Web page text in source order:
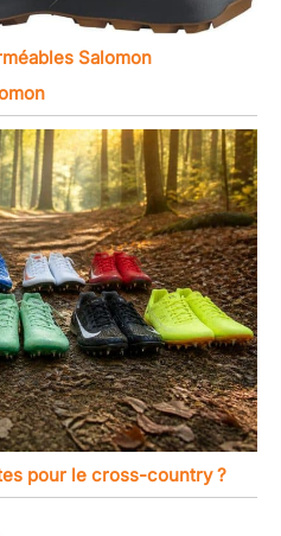
Salomon
pour le cross-country ?